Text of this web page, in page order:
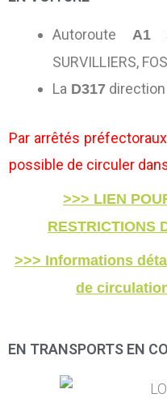
Autoroute A1
SURVILLIERS,
La D317direction
Par arrêtés
possible de circuler
>>> LIEN
RESTRICTIONS
>>> Informations
de
EN TRANSPORTS EN